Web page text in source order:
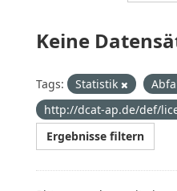
Keine
Tags: Statistik
http://dcat-ap.de/def/
Ergebnisse filtern